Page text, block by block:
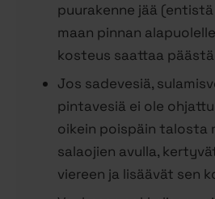
puurakenne jää
maan pinnan
kosteus saattaa
Jos sadevesiä,
pintavesiä ei ole
oikein poispäin talosta
salaojien avulla,
viereen ja lisäävät sen